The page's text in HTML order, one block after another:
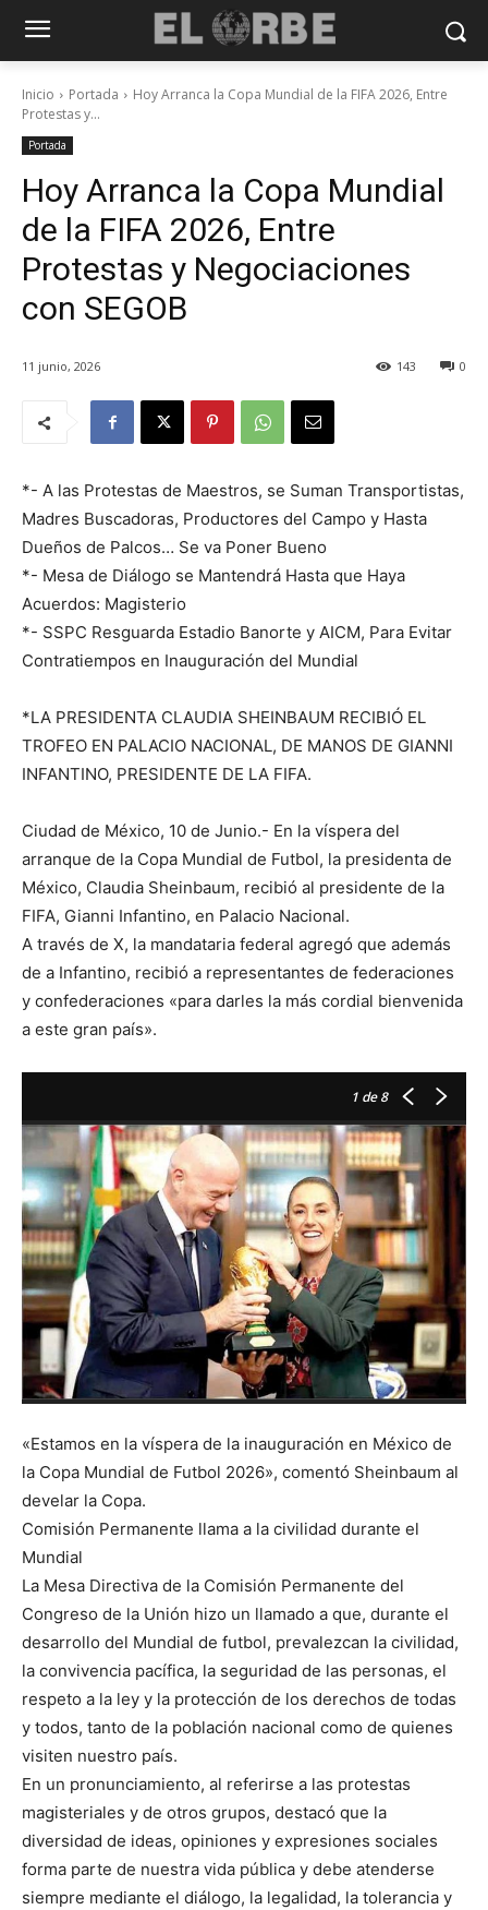
Inicio Portada
Hoy Arranca la Copa Mundial de la FIFA 2026, Entre
Protestas y...
Portada
Hoy Arranca la Copa Mundial
de la FIFA 2026, Entre
Protestas y Negociaciones
con SEGOB
11 junio, 2026 0
143
*- A las Protestas de Maestros, se Suman Transportistas,
Madres Buscadoras, Productores del Campo y Hasta
Dueños de Palcos… Se va Poner Bueno
*- Mesa de Diálogo se Mantendrá Hasta que Haya
Acuerdos: Magisterio
*- SSPC Resguarda Estadio Banorte y AICM, Para Evitar
Contratiempos en Inauguración del Mundial
*LA PRESIDENTA CLAUDIA SHEINBAUM RECIBIÓ EL
TROFEO EN PALACIO NACIONAL, DE MANOS DE GIANNI
INFANTINO, PRESIDENTE DE LA FIFA.
Ciudad de México, 10 de Junio.- En la víspera del
arranque de la Copa Mundial de Futbol, la presidenta de
México, Claudia Sheinbaum, recibió al presidente de la
FIFA, Gianni Infantino, en Palacio Nacional.
A través de X, la mandataria federal agregó que además
de a Infantino, recibió a representantes de federaciones
y confederaciones «para darles la más cordial bienvenida
a este gran país».
1 de 8
«Estamos en la víspera de la inauguración en México de
la Copa Mundial de Futbol 2026», comentó Sheinbaum al
develar la Copa.
Comisión Permanente llama a la civilidad durante el
Mundial
La Mesa Directiva de la Comisión Permanente del
Congreso de la Unión hizo un llamado a que, durante el
desarrollo del Mundial de futbol, prevalezcan la civilidad,
la convivencia pacífica, la seguridad de las personas, el
respeto a la ley y la protección de los derechos de todas
y todos, tanto de la población nacional como de quienes
visiten nuestro país.
En un pronunciamiento, al referirse a las protestas
magisteriales y de otros grupos, destacó que la
diversidad de ideas, opiniones y expresiones sociales
forma parte de nuestra vida pública y debe atenderse
siempre mediante el diálogo, la legalidad, la tolerancia y